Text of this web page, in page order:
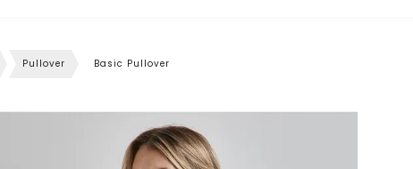
Pullover Basic Pullover